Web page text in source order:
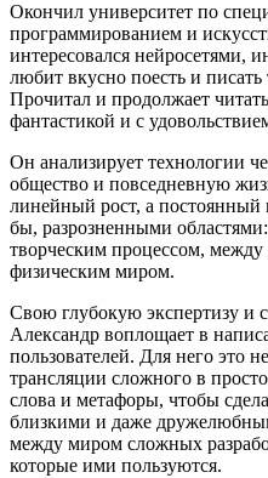
Окончил университет по
программированием и
интересовался нейросетями,
любит вкусно поесть и писать
Прочитал и продолжает
фантастикой и с
Он анализирует технологии
общество и повседневную
линейный рост, а постоянный
бы, разрозненными
творческим процессом,
физическим миром.
Свою глубокую экспертизу и
Александр воплощает в
пользователей. Для него это
трансляции сложного в
слова и метафоры, чтобы
близкими и даже
между миром сложных
которые ими пользуются.